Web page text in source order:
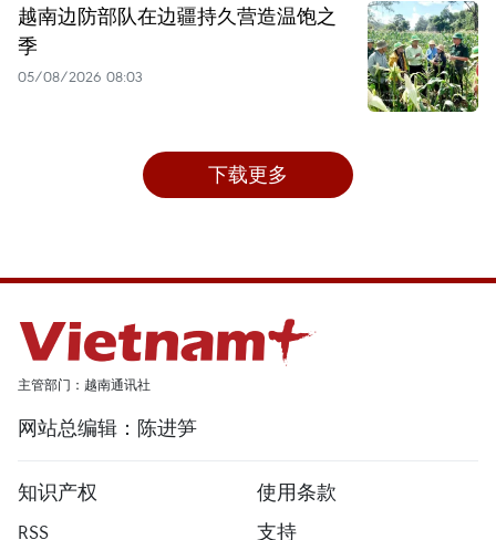
越南边防部队在边疆持久营造温饱之
季
05/08/2026 08:03
下载更多
主管部门：越南通讯社
网站总编辑：陈进笋
知识产权
使用条款
RSS
支持